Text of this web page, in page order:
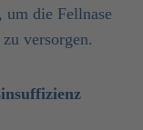
um die Fellnase
versorgen.